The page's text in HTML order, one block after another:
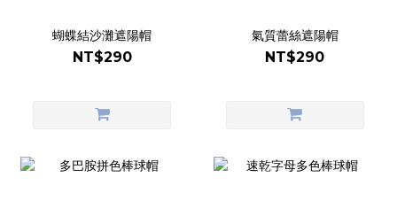
蝴蝶結沙灘遮陽帽
NT$290
氣質蕾絲遮陽帽
NT$290